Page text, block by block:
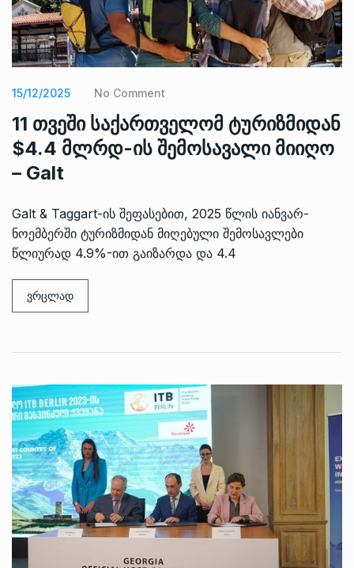
15/12/2025 No Comment
11 თვეში საქართველომ ტურიზმიდან
$4.4 მლრდ-ის შემოსავალი მიიღო
– Galt
Galt & Taggart-ის შეფასებით, 2025 წლის იანვარ-
ნოემბერში ტურიზმიდან მიღებული შემოსავლები
წლიურად 4.9%-ით გაიზარდა და 4.4
ვრცლად